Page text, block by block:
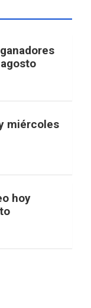
miércoles
hoy